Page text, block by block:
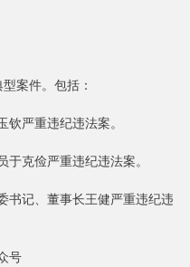
案件。包括：
严重违纪违法案。
克俭严重违纪违法案。
书记、董事长王健严重违纪违
号